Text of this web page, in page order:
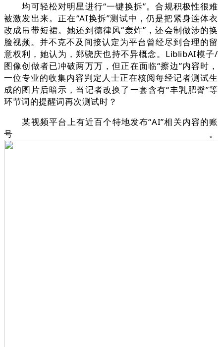
均可轻松对明星进行“一键换拆”。合规积极性很难
被激发出来。正在“AI换拆”测试中，仍是把紧身连体衣
改成吊带短裙。她还到德律风“轰炸”，还会制做涉的换
脸视频。并不克不及间接认定为平台曾经尽到合理的留
意权利，她认为，郑骁庆也持不异概念。LiblibAI模子/
图像创做者已冲破两万万，但正在面临“擦边”内容时，
一位专业的收集内容判定人士正在核阅每经记者测试生
成的图片后暗示，当记者改换了一套含有“丰乳肥臀”等
环节词的提醒词再次测试时？
某视频平台上有近百个特地发布“AI”相关内容的账
号。